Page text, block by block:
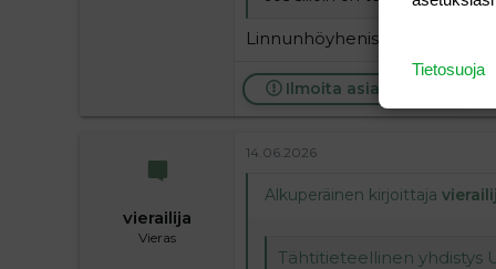
Linnunhöyhenistä ym
Ilmoita asiaton viesti
vierailija
Vieras
14.06.2026
Alkuperäinen kirjoittaja
Tähtitieteellinen yhdistys
Tietosuoja